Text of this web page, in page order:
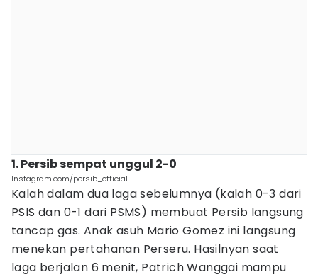
1. Persib sempat unggul 2-0
Instagram.com/persib_official
Kalah dalam dua laga sebelumnya (kalah 0-3 dari
PSIS dan 0-1 dari PSMS) membuat Persib langsung
tancap gas. Anak asuh Mario Gomez ini langsung
menekan pertahanan Perseru. Hasilnyan saat
laga berjalan 6 menit, Patrich Wanggai mampu